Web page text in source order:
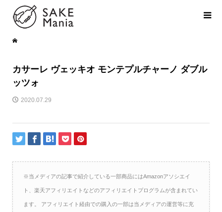
カサーレ ヴェッキオ モンテプルチャーノ ダブル
ッツォ
2020.07.29
※当メディアの記事で紹介している一部商品にはAmazonアソシエイ
ト、楽天アフィリエイトなどのアフィリエイトプログラムが含まれてい
ます。 アフィリエイト経由での購入の一部は当メディアの運営等に充